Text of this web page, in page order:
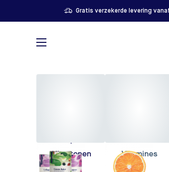
Gratis verzekerde levering
Alles tonen Vitamines